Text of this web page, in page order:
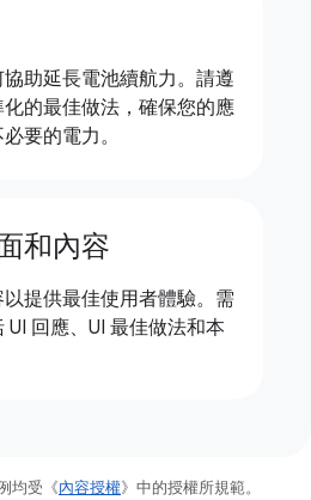
助延長電池續航力。請遵
的最佳做法，確保您的應
要的電力。
和內容
提供最佳使用者體驗。需
回應、UI 最佳做法和本
均受《內容授權》中的授權所規範。